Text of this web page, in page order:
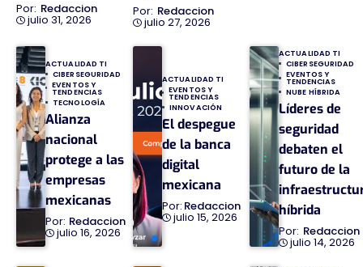
Redaccion
julio 31, 2026
Redaccion
julio 27, 2026
ACTUALIDAD TI
CIBERSEGURIDAD
EVENTOS Y
TENDENCIAS
TECNOLOGÍA
Alianza
nacional
protege a las
empresas
mexicanas
Redaccion
julio 16, 2026
ACTUALIDAD TI
EVENTOS Y
TENDENCIAS
INNOVACIÓN
El despegue
de la banca
digital
mexicana
Redaccion
julio 15, 2026
ACTUALIDAD TI
CIBERSEGURIDAD
EVENTOS Y
TENDENCIAS
NUBE HÍBRIDA
Líderes de
seguridad
debaten el
futuro de la
híbrida
Redaccion
julio 14, 2026